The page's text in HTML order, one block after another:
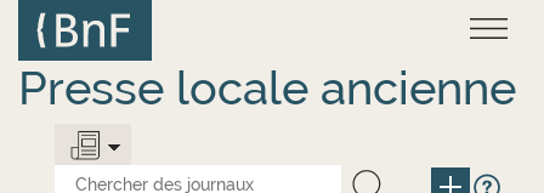
contenu
principal
Presse locale ancienne
Panneau de gestion des cookies